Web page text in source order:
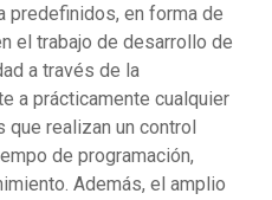
predefinidos, en forma de
el trabajo de desarrollo de
a través de la
a prácticamente cualquier
realizan un control
de programación,
Además, el amplio